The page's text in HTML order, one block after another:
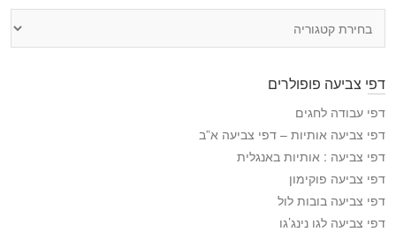
י
ה
צ
י
ע
ה
דפי צביעה פופולרים
דפי עבודה לחגים
דפי צביעה אותיות – דפי צביעה א”ב
דפי צביעה : אותיות באנגלית
דפי צביעה פוקימון
דפי צביעה בובות לול
דפי צביעה לגו נינג’גו